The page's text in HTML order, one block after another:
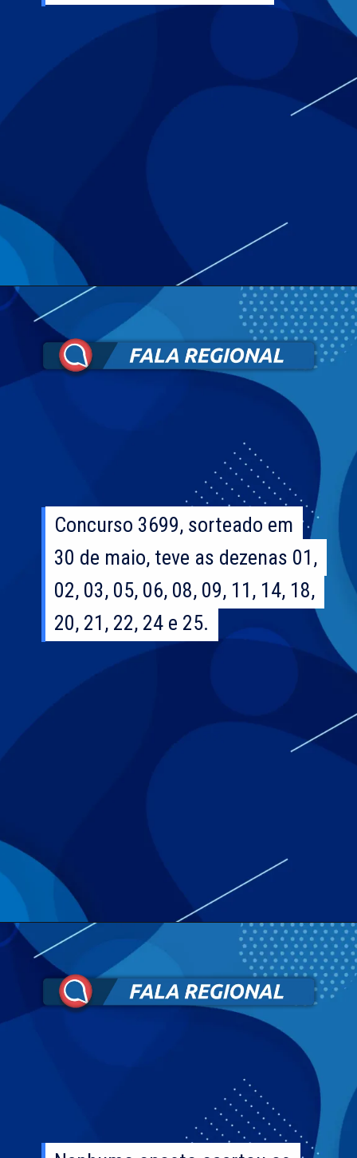
Concurso 3699, sorteado em
30 de maio, teve as dezenas 01,
02, 03, 05, 06, 08, 09, 11, 14, 18,
20, 21, 22, 24 e 25.
Concurso 3699, sorteado em
30 de maio, teve as dezenas 01,
02, 03, 05, 06, 08, 09, 11, 14, 18,
20, 21, 22, 24 e 25.